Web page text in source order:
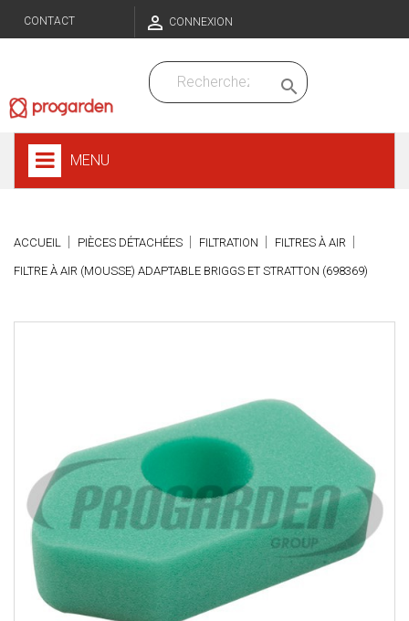
CONTACT  CONNEXION

MENU
ACCUEIL PIÈCES DÉTACHÉES FILTRATION FILTRES À AIR
FILTRE À AIR (MOUSSE) ADAPTABLE BRIGGS ET STRATTON (698369)